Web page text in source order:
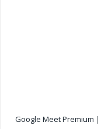
Google Meet Premium |